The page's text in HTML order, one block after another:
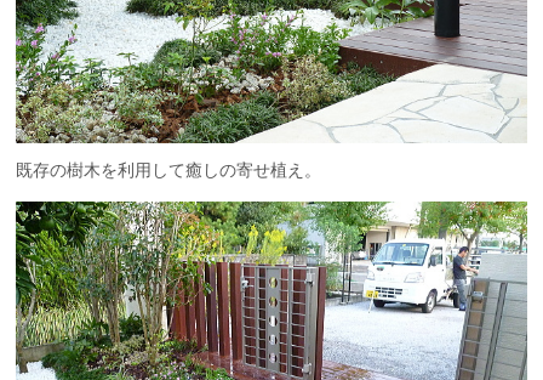
既存の樹木を利用して癒しの寄せ植え。